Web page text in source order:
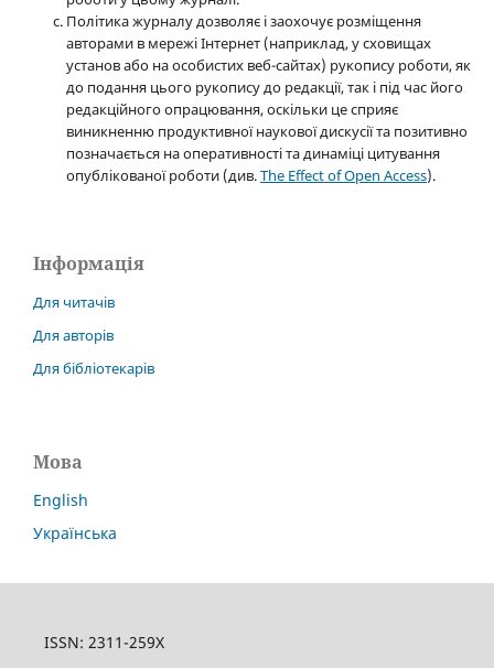
Політика журналу дозволяє і заохочує розміщення
авторами в мережі Інтернет (наприклад, у сховищах
установ або на особистих веб-сайтах) рукопису роботи, як
до подання цього рукопису до редакції, так і під час його
редакційного опрацювання, оскільки це сприяє
виникненню продуктивної наукової дискусії та позитивно
позначається на оперативності та динаміці цитування
опублікованої роботи (див.The Effect of Open Access).
Інформація
Для читачів
Для авторів
Для бібліотекарів
Мова
English
Українська
ISSN: 2311-259X